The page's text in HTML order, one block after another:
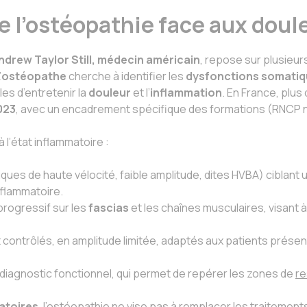
l’ostéopathie face aux
Taylor Still, médecin américain, repose sur
ostéopathe cherche à identifier les dysfonctions
d’entretenir la douleur et l’inflammation. En France,
, avec un encadrement spécifique des formations
inflammatoire :
de haute vélocité, faible amplitude, dites HVBA)
sur lesfascias et les chaînes musculaires, visant
en amplitude limitée, adaptés aux patients
fonctionnel, qui permet de repérer les zones de